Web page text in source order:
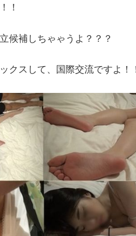
！
候補しちゃゃうよ？？？
クスして、国際交流ですよ！